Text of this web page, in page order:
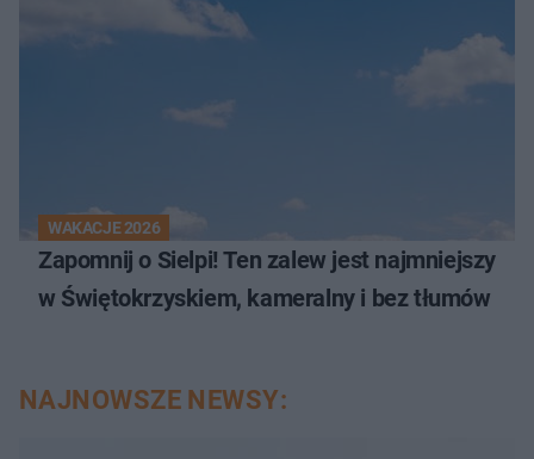
WAKACJE 2026
Zapomnij o Sielpi! Ten zalew jest najmniejszy
w Świętokrzyskiem, kameralny i bez tłumów
NAJNOWSZE NEWSY: